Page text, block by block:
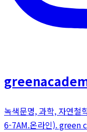
녹색문명, 과학, 자연철
6-7AM.온라인).